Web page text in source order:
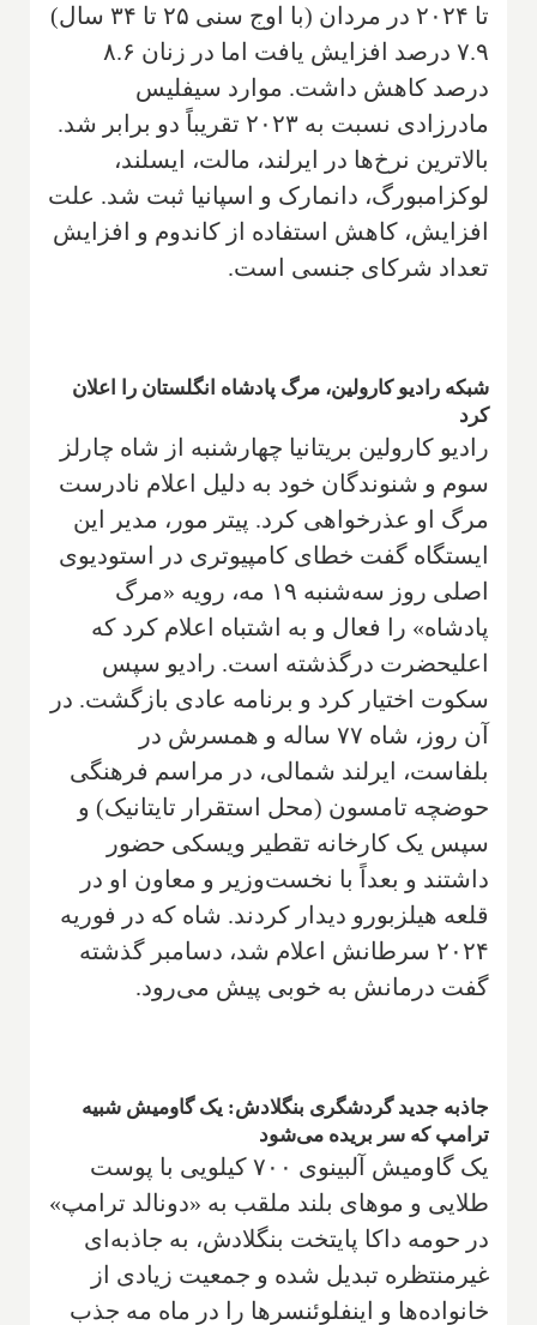
تا ۲۰۲۴ در مردان (با اوج سنی ۲۵ تا ۳۴ سال)
۷.۹ درصد افزایش یافت اما در زنان ۸.۶
درصد کاهش داشت. موارد سیفلیس
مادرزادی نسبت به ۲۰۲۳ تقریباً دو برابر شد.
بالاترین نرخ‌ها در ایرلند، مالت، ایسلند،
لوکزامبورگ، دانمارک و اسپانیا ثبت شد. علت
افزایش، کاهش استفاده از کاندوم و افزایش
تعداد شرکای جنسی است.
شبکه رادیو کارولین، مرگ پادشاه انگلستان را اعلان
کرد
رادیو کارولین بریتانیا چهارشنبه از شاه چارلز
سوم و شنوندگان خود به دلیل اعلام نادرست
مرگ او عذرخواهی کرد. پیتر مور، مدیر این
ایستگاه گفت خطای کامپیوتری در استودیوی
اصلی روز سه‌شنبه ۱۹ مه، رویه «مرگ
پادشاه» را فعال و به اشتباه اعلام کرد که
اعلیحضرت درگذشته است. رادیو سپس
سکوت اختیار کرد و برنامه عادی بازگشت. در
آن روز، شاه ۷۷ ساله و همسرش در
بلفاست، ایرلند شمالی، در مراسم فرهنگی
حوضچه تامسون (محل استقرار تایتانیک) و
سپس یک کارخانه تقطیر ویسکی حضور
داشتند و بعداً با نخست‌وزیر و معاون او در
قلعه هیلزبورو دیدار کردند. شاه که در فوریه
۲۰۲۴ سرطانش اعلام شد، دسامبر گذشته
گفت درمانش به خوبی پیش می‌رود.
جاذبه جدید گردشگری بنگلادش: یک گاومیش شبیه
ترامپ که سر بریده می‌شود
یک گاومیش آلبینوی ۷۰۰ کیلویی با پوست
طلایی و موهای بلند ملقب به «دونالد ترامپ»
در حومه داکا پایتخت بنگلادش، به جاذبه‌ای
غیرمنتظره تبدیل شده و جمعیت زیادی از
خانواده‌ها و اینفلوئنسرها را در ماه مه جذب